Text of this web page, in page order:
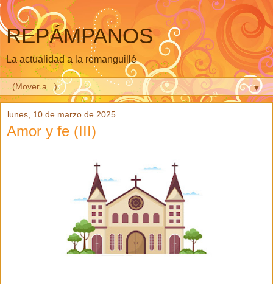
REPÁMPANOS
La actualidad a la remanguillé
▼
lunes, 10 de marzo de 2025
Amor y fe (III)